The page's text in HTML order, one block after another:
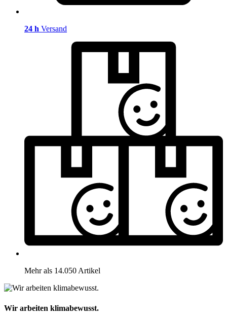
24 h Versand
Mehr als 14.050 Artikel
Wir arbeiten klimabewusst.